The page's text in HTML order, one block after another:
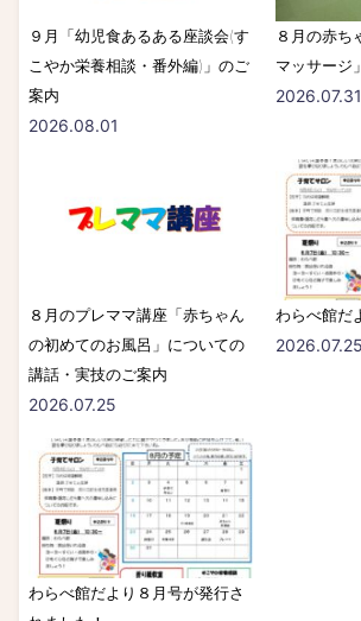
９月「幼児食あるある座談会(す
こやか栄養相談・番外編)」のご
案内
2026.08.01
８月の赤ち
マッサージ
2026.07.31
８月のプレママ講座「赤ちゃん
の初めてのお風呂」についての
講話・実技のご案内
2026.07.25
わらべ館だ
2026.07.25
わらべ館だより８月号が発行さ